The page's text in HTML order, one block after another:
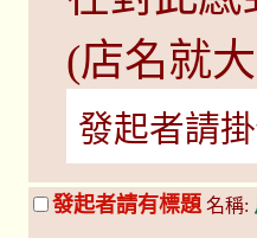
(店名就
發起者請
發起者請有標題 名稱: